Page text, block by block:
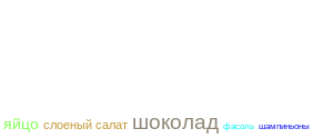
яйцо слоеный салат шоколад фасоль шампиньоны